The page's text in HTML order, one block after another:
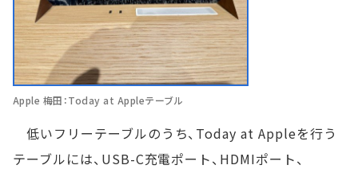
Apple 梅田：Today at Appleテーブル
低いフリーテーブルのうち、Today at Appleを行う
テーブルには、USB-C充電ポート、HDMIポート、